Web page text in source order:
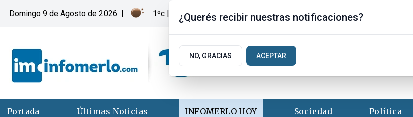
Domingo 9 de Agosto de 2026 | 1ºc | Merlo, San Luis
Portada Últimas Noticias INFOMERLO HOY Sociedad Política
¿Querés recibir nuestras notificaciones?
NO, GRACIAS ACEPTAR